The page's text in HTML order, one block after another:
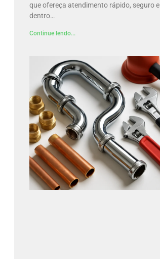
que ofereça atendimento rápido, seguro e
dentro…
Continue lendo...